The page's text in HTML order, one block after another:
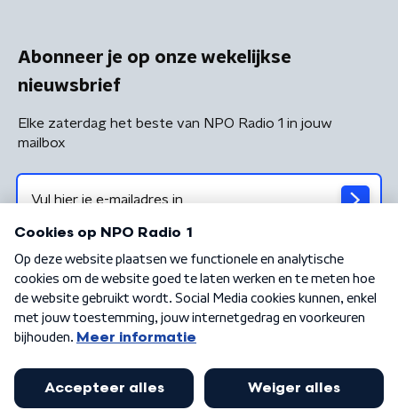
Abonneer je op onze wekelijkse
nieuwsbrief
Elke zaterdag het beste van NPO Radio 1 in jouw
mailbox
Algemene voorwaarden